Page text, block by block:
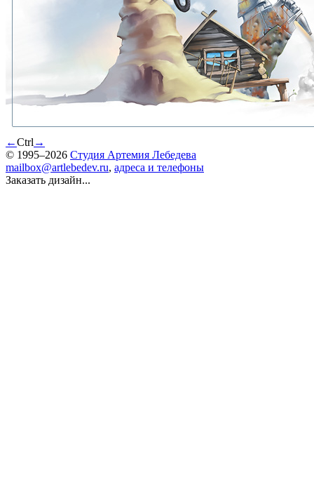
←Ctrl →
© 1995–2026 Студия Артемия Лебедева
mailbox@artlebedev.ru, адреса и телефоны
Заказать дизайн...